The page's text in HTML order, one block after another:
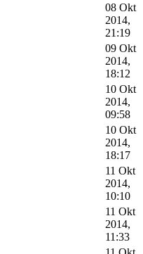
08 Okt
2014,
21:19
09 Okt
2014,
18:12
10 Okt
2014,
09:58
10 Okt
2014,
18:17
11 Okt
2014,
10:10
11 Okt
2014,
11:33